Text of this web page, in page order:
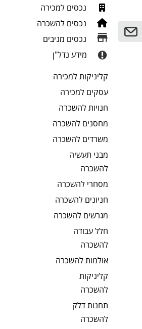
נכסים למכירה
נכסים להשכרה
נכסים מניבים
מידע נדל"ן
קליניקותלמכירה
עסקים למכירה
חנויותלהשכרה
מחסנים להשכרה
משרדים להשכרה
מבני תעשיה
להשכרה
מסחרי להשכרה
חניונים להשכרה
מגרשים להשכרה
חלל עבודה
להשכרה
אולמותלהשכרה
קליניקות
להשכרה
תחנות דלק
להשכרה